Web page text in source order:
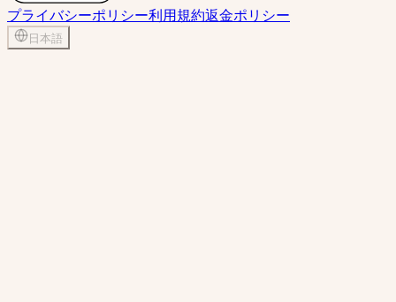
プライバシーポリシー利用規約返金ポリシー
日本語